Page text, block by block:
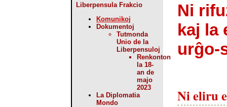
Liberpensula Frakcio
Komunikoj
Dokumentoj
Tutmonda
Unio de la
Liberpensuloj
Renkonton
la 18-
an de
majo
2023
La Diplomatia
Mondo
Ni
kaj la
urĝo-
Ni eliru